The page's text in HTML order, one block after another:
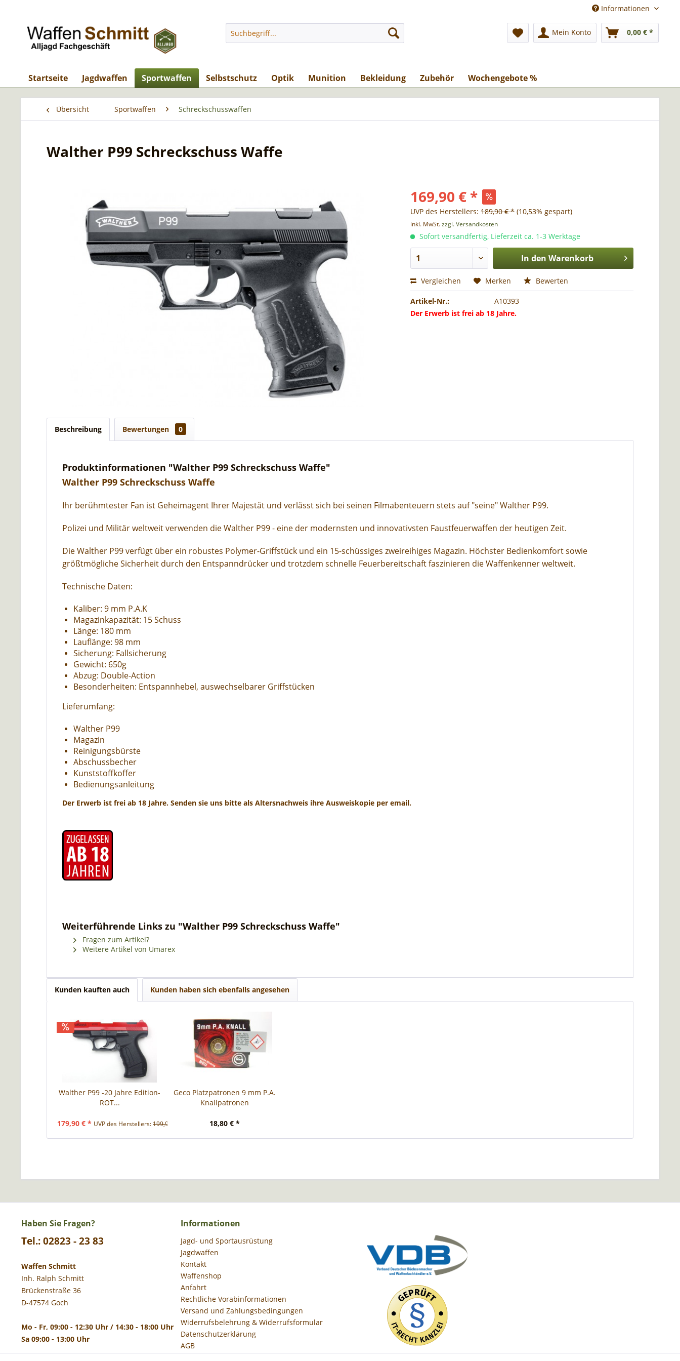
Informationen
Mein Konto 0,00 € *
Startseite Jagdwaffen Sportwaffen Selbstschutz Optik Munition Bekleidung Zubehör Wochengebote %
Übersicht Sportwaffen Schreckschusswaffen
Walther P99 Schreckschuss Waffe
169,90 € *
UVP des Herstellers:189,90 € * (10,53% gespart)
inkl. MwSt.zzgl. Versandkosten
Sofort versandfertig, Lieferzeit ca. 1-3 Werktage
In den Warenkorb
Vergleichen Merken Bewerten
Artikel-Nr.:
A10393
Der Erwerb ist frei ab 18 Jahre.
Beschreibung Bewertungen 0
Produktinformationen "Walther P99 Schreckschuss Waffe"
Walther P99 Schreckschuss Waffe
Ihr berühmtester Fan ist Geheimagent Ihrer Majestät und verlässt sich bei seinen Filmabenteuern stets auf "seine" Walther P99.
Polizei und Militär weltweit verwenden die Walther P99 - eine der modernsten und innovativsten Faustfeuerwaffen der heutigen Zeit.
Die Walther P99 verfügt über ein robustes Polymer-Griffstück und ein 15-schüssiges zweireihiges Magazin. Höchster Bedienkomfort sowie
größtmögliche Sicherheit durch den Entspanndrücker und trotzdem schnelle Feuerbereitschaft faszinieren die Waffenkenner weltweit.
Technische Daten:
Kaliber: 9 mm P.A.K
Magazinkapazität: 15 Schuss
Länge: 180 mm
Lauflänge: 98 mm
Sicherung: Fallsicherung
Gewicht: 650g
Abzug: Double-Action
Besonderheiten: Entspannhebel, auswechselbarer Griffstücken
Lieferumfang:
Walther P99
Magazin
Reinigungsbürste
Abschussbecher
Kunststoffkoffer
Bedienungsanleitung
Der Erwerb ist frei ab 18 Jahre. Senden sie uns bitte als Altersnachweis ihre Ausweiskopie per email.
Weiterführende Links zu "Walther P99 Schreckschuss Waffe"
Fragen zum Artikel?
Weitere Artikel von Umarex
Kunden kauften auch Kunden haben sich ebenfalls angesehen
Walther P99 -20 Jahre Edition-
ROT...
179,90 € * UVP des Herstellers:199,90 € *
Geco Platzpatronen 9 mm P.A.
Knallpatronen
18,80 € *
Haben Sie Fragen?
Tel.: 02823 - 23 83
Waffen Schmitt
Inh. Ralph Schmitt
Brückenstraße 36
D-47574 Goch
Mo - Fr, 09:00 - 12:30 Uhr / 14:30 - 18:00 Uhr
Sa 09:00 - 13:00 Uhr
Informationen
Jagd- und Sportausrüstung
Jagdwaffen
Kontakt
Waffenshop
Anfahrt
Rechtliche Vorabinformationen
Versand und Zahlungsbedingungen
Widerrufsbelehrung & Widerrufsformular
Datenschutzerklärung
AGB